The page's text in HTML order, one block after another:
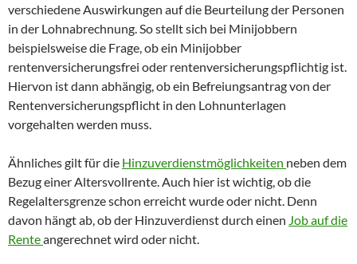
verschiedene Auswirkungen auf die Beurteilung der Personen
in der Lohnabrechnung. So stellt sich bei Minijobbern
beispielsweise die Frage, ob ein Minijobber
rentenversicherungsfrei oder rentenversicherungspflichtig ist.
Hiervon ist dann abhängig, ob ein Befreiungsantrag von der
Rentenversicherungspflicht in den Lohnunterlagen
vorgehalten werden muss.
Ähnliches gilt für die Hinzuverdienstmöglichkeiten neben dem
Bezug einer Altersvollrente. Auch hier ist wichtig, ob die
Regelaltersgrenze schon erreicht wurde oder nicht. Denn
davon hängt ab, ob der Hinzuverdienst durch einen Job auf die
Renteangerechnet wird oder nicht.